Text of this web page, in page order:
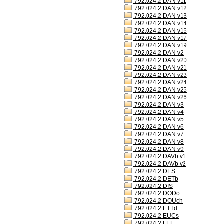
792.024.2 DAN v12
792.024.2 DAN v13
792.024.2 DAN v14
792.024.2 DAN v16
792.024.2 DAN v17
792.024.2 DAN v19
792.024.2 DAN v2
792.024.2 DAN v20
792.024.2 DAN v21
792.024.2 DAN v23
792.024.2 DAN v24
792.024.2 DAN v25
792.024.2 DAN v26
792.024.2 DAN v3
792.024.2 DAN v4
792.024.2 DAN v5
792.024.2 DAN v6
792.024.2 DAN v7
792.024.2 DAN v8
792.024.2 DAN v9
792.024.2 DAVb v1
792.024.2 DAVb v2
792.024.2 DES
792.024.2 DETb
792.024.2 DIS
792.024.2 DODo
792.024.2 DOUch
792.024.2 ETTd
792.024.2 EUCs